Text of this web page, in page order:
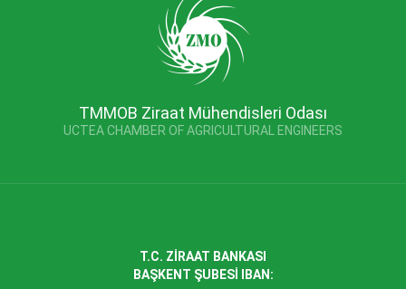
TMMOB Ziraat Mühendisleri Odası
UCTEA CHAMBER OF AGRICULTURAL ENGINEERS
T.C. ZİRAAT BANKASI
BAŞKENT ŞUBESİ IBAN: